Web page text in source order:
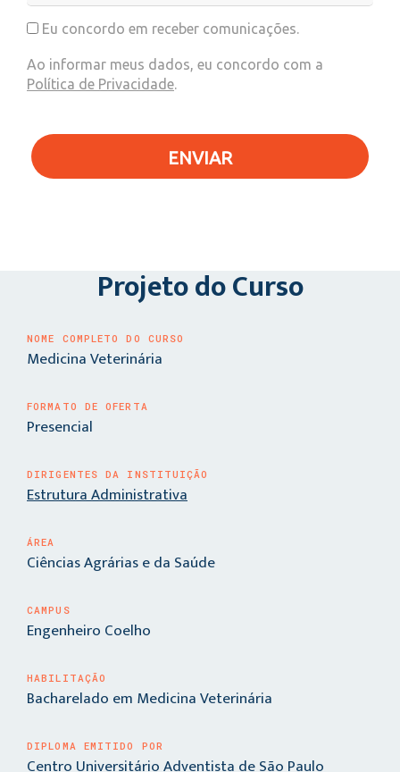
Eu concordo em receber comunicações.
Ao informar meus dados, eu concordo com a
Política de Privacidade.
ENVIAR
Projeto do Curso
NOME COMPLETO DO CURSO
Medicina Veterinária
FORMATO DE OFERTA
Presencial
DIRIGENTES DA INSTITUIÇÃO
Estrutura Administrativa
ÁREA
Ciências Agrárias e da Saúde
CAMPUS
Engenheiro Coelho
HABILITAÇÃO
Bacharelado em Medicina Veterinária
DIPLOMA EMITIDO POR
Centro Universitário Adventista de São Paulo